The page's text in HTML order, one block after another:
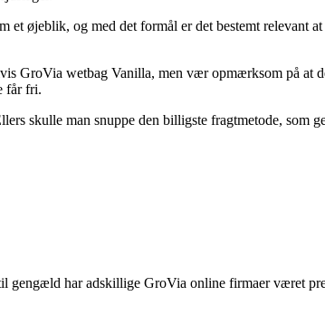
øjeblik, og med det formål er det bestemt relevant
GroVia wetbag Vanilla, men vær opmærksom på at
får fri.
skulle man snuppe den billigste fragtmetode, som
gengæld har adskillige GroVia online firmaer været